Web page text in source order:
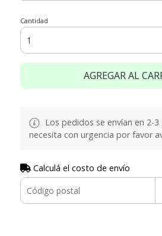
Cantidad
AGREGAR AL
Los pedidos se envían en 2-3
necesita con urgencia por favor
Calculá el costo de envío